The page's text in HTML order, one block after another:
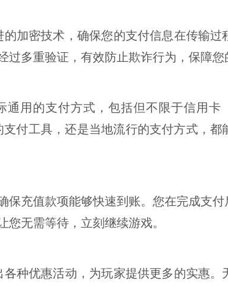
的加密技术，确保您的支付信息在传输
过多重验证，有效防止欺诈行为，保障您
通用的支付方式，包括但不限于信用卡
支付工具，还是当地流行的支付方式，
保充值款项能够快速到账。您在完成支
您无需等待，立刻继续游戏。
各种优惠活动，为玩家提供更多的实惠